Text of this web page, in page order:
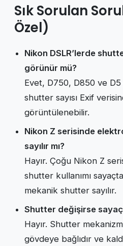
Sık Sorulan
Özel)
Nikon DSLR’lerde
görünür mü?
Evet, D750, D850 ve
shutter sayısı Exif
görüntülenebilir.
Nikon Z serisinde
sayılır mı?
Hayır. Çoğu Nikon Z
shutter kullanımı
mekanik shutter sayılır.
Shutter değişirse sayaç
Hayır. Shutter
gövdeye bağlıdır ve